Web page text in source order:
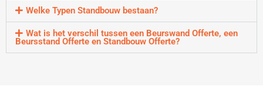
Welke Typen Standbouw bestaan?
Wat is het verschil tussen een Beurswand Offerte, een
Beursstand Offerte en Standbouw Offerte?